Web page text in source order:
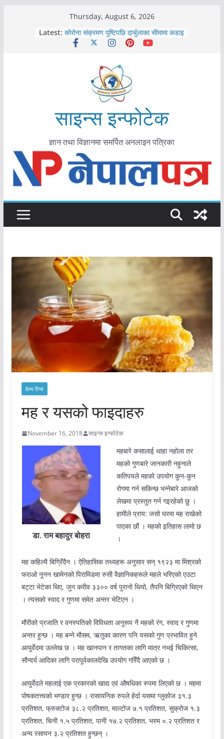
Thursday, August 6, 2026
Latest:
काभ्रेपलाञ्चोकमा आयुर्वेद स्वास्थ्योपचारतर्फ
आकर्षण बढ्दै
कोरोना संक्रमण पुष्टिपछि दार्चुलाका सीमामा कडाइ
मकवानपुरमा खोरेत रोग विरुद्धको खोप लगाउन
आयुर्वेद चिकित्सा प्रणालीको भूमिका महत्वपूर्ण छ :
मुख्यमन्त्री शाह
साइन्स इन्फोटेक
ज्ञान तथा विज्ञानमा समर्पित अनलाइन पत्रिका
हेल्थ टिप्स
मह र यसको फाइदाहरु
November 16, 2018 साइन्स इन्फोटेक
डा. राम बहादुर बोहरा
महबारे कसालाई थाहा नहोला तर
महको गुणबारे जानकारी नहुनाले
कतिपयले महको उपयोग कुन-कुन
रोगमा गर्न सकिन्छ भन्नेबारे आजको
लेखमा प्रस्तुत गर्न गइरहेको छु ।
हामीले प्राय: जसो घरमा मह राखेको
पाएका छौं । महको इतिहास लामो छ
।
मह कहिल्यै बिग्रिँदैन । ऐतिहासिक तथ्यहरू अनुसार सन् १९२३ मा मिश्रको
फराओ नूनन खामेनको पिरामिडमा रुसी वैज्ञानिकहरूले महले भरिएको एउटा
बट्टा भेटेका थिए, जुन करीव ३३०० वर्ष पुरानो थियो, तैपनि बिग्रिएको थिएन
। त्यसको स्वाद र गुणमा समेत अन्तर भेटिएन ।
मौरीको प्रजाति र वनस्पतिको विविधता अनुरूप नै महको रंग, स्वाद र गुणमा
अन्तर हुन्छ । मह बन्ने मौसम, ऋतुका कारण पनि यसको गुण प्रभावित हुने
आयुर्वेदमा उल्लेख छ । मह खानपान र तागतका लागि मात्र नभई चिकित्सा,
सौन्दर्य आदिका लागि परापूर्वकालदेखि उपयोग गरिँदै आएको छ ।
आयुर्वेदले महलाई एक प्रकारको खाद्य एवं औषधिका रुपमा लिएको छ । महमा
पोषकतत्त्वको भण्डार हुन्छ । रासायनिक रुपले हेर्दा यसमा ग्लुकोज ३१.३
प्रतिशत, फ्रुक्टोज ३८.२ प्रतिशत, माल्टोज ७.१ प्रतिशत, सुक्रोज १.३
प्रतिशत, चिनी १.५ प्रतिशत, पानी १७.२ प्रतिशत, भस्म ०.२ प्रतिशत र
अन्य रसायन ३.२ प्रतिशत हुन्छन् ।